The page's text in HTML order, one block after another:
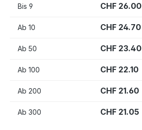
Bis 9 CHF 26.00
Ab 10 CHF 24.70
Ab 50 CHF 23.40
Ab 100 CHF 22.10
Ab 200 CHF 21.60
Ab 300 CHF 21.05